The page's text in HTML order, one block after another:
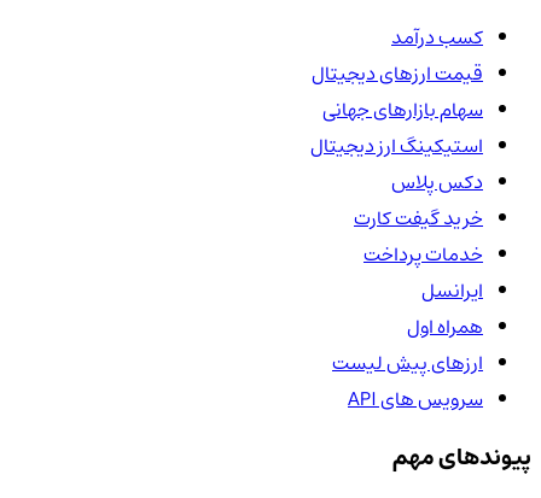
کسب درآمد
قیمت ارزهای دیجیتال
سهام بازارهای جهانی
استیکینگ ارز دیجیتال
دکس پلاس
خرید گیفت کارت
خدمات پرداخت
ایرانسل
همراه اول
ارزهای پیش لیست
سرویس های API
پیوندهای مهم